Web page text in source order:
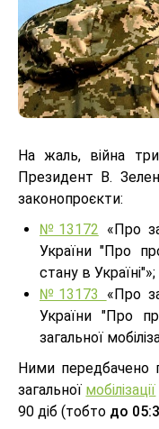
На жаль, війна
Президент В.
законопроєкти:
№13172 «Про
України "Про
стану в Україні"»;
№13173 «Про
України "Про
загальної
Ними передбачено
загальної мобілізації
90 діб (тобто до